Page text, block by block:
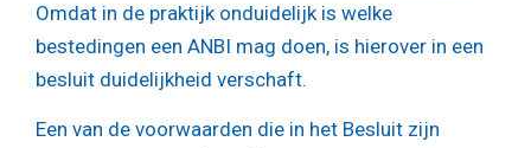
Omdat in de praktijk onduidelijk is welke
bestedingen een ANBI mag doen, is hierover in een
besluit duidelijkheid verschaft.
Een van de voorwaarden die in het Besluit zijn